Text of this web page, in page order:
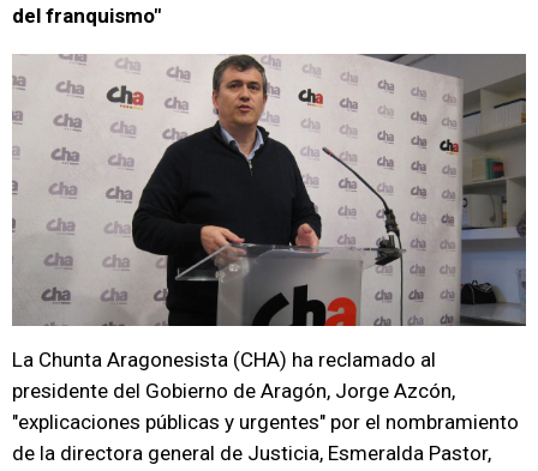
del franquismo"
La Chunta Aragonesista (CHA) ha reclamado al
presidente del Gobierno de Aragón, Jorge Azcón,
"explicaciones públicas y urgentes" por el nombramiento
de la directora general de Justicia, Esmeralda Pastor,